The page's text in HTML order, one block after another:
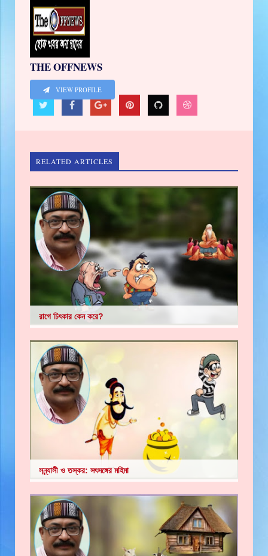
THE OFFNEWS
VIEW PROFILE
RELATED ARTICLES
রাগে চিৎকার কেন করে?
সন্ন্যাসী ও তস্কর: সৎসঙ্গের মহিমা